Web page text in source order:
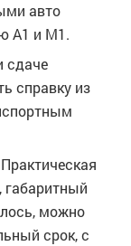
авто
А1 и М1.
сдаче
справку из
габаритный
можно
срок, с